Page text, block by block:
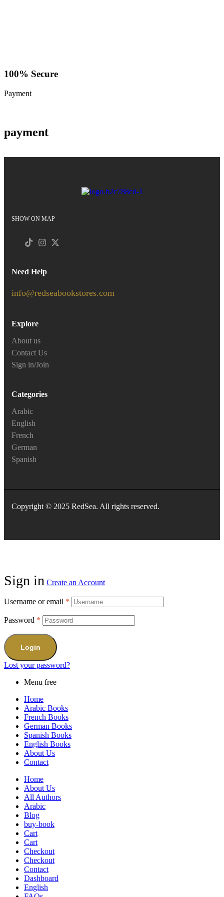
100% Secure
Payment
payment
SHOW ON MAP
Need Help
info@redseabookstores.com
Explore
About us
Contact Us
Sign in/Join
Categories
Arabic
English
French
German
Spanish
Copyright © 2025 RedSea. All rights reserved.
Sign in Create an Account
Username or email *
Password *
Login
Lost your password?
Menu free
Home
Arabic Books
French Books
German Books
Spanish Books
English Books
About Us
Contact
Home
About Us
All Authors
Arabic
Blog
buy-book
Cart
Cart
Checkout
Checkout
Contact
Dashboard
English